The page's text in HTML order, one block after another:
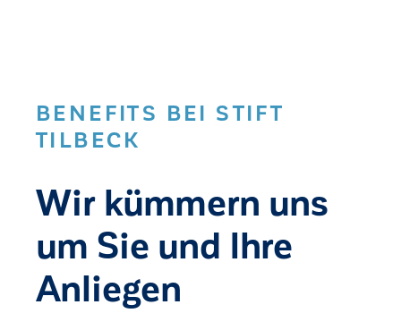
BENEFITS BEI STIFT
TILBECK
Wir kümmern uns
um Sie und Ihre
Anliegen